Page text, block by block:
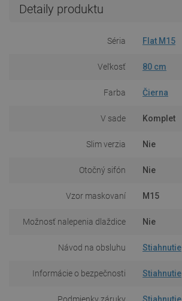
Detaily produktu
Séria Flat M15
Veľkosť 80 cm
Farba Čierna
V sade Komplet
Slim verzia Nie
Otočný sifón Nie
Vzor maskovaní M15
Možnosť nalepenia dlaždice Nie
Návod na obsluhu Stiahnutie
Informácie o bezpečnosti Stiahnutie
Podmienky záruky Stiahnutie